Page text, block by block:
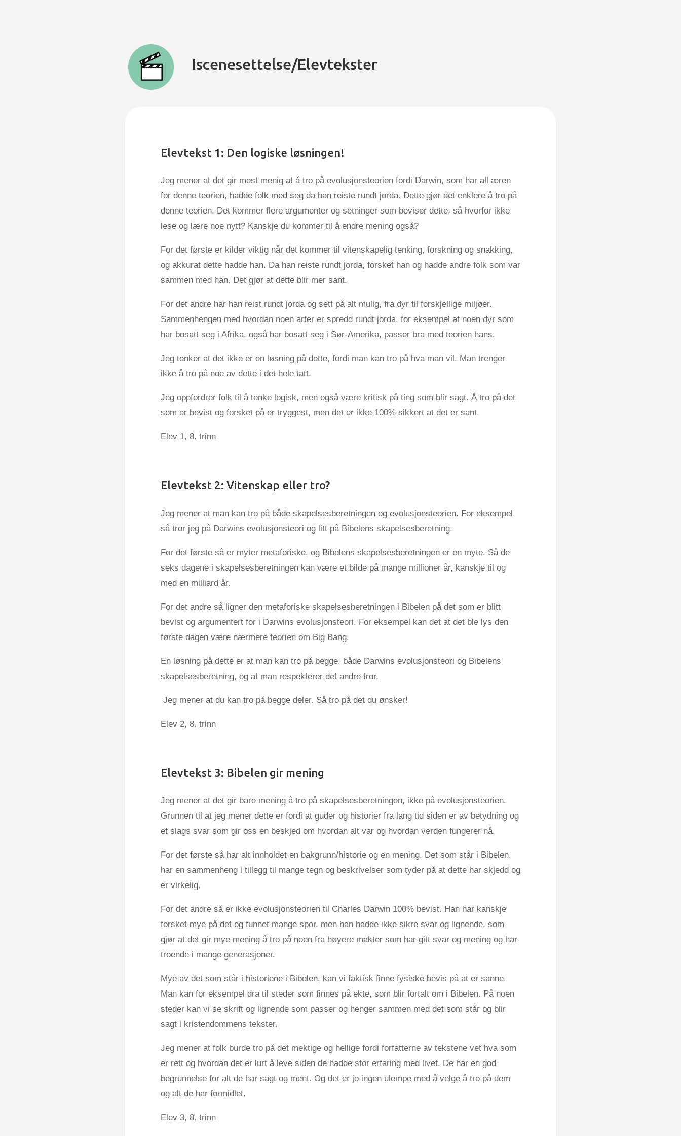
Iscenesettelse/Elevtekster
Elevtekst 1: Den logiske løsningen!
Jeg mener at det gir mest menig at å tro på evolusjonsteorien fordi Darwin, som har all æren
for denne teorien, hadde folk med seg da han reiste rundt jorda. Dette gjør det enklere å tro på
denne teorien. Det kommer flere argumenter og setninger som beviser dette, så hvorfor ikke
lese og lære noe nytt? Kanskje du kommer til å endre mening også?
For det første er kilder viktig når det kommer til vitenskapelig tenking, forskning og snakking,
og akkurat dette hadde han. Da han reiste rundt jorda, forsket han og hadde andre folk som var
sammen med han. Det gjør at dette blir mer sant.
For det andre har han reist rundt jorda og sett på alt mulig, fra dyr til forskjellige miljøer.
Sammenhengen med hvordan noen arter er spredd rundt jorda, for eksempel at noen dyr som
har bosatt seg i Afrika, også har bosatt seg i Sør-Amerika, passer bra med teorien hans.
Jeg tenker at det ikke er en løsning på dette, fordi man kan tro på hva man vil. Man trenger
ikke å tro på noe av dette i det hele tatt.
Jeg oppfordrer folk til å tenke logisk, men også være kritisk på ting som blir sagt. Å tro på det
som er bevist og forsket på er tryggest, men det er ikke 100% sikkert at det er sant.
Elev 1, 8. trinn
Elevtekst 2: Vitenskap eller tro?
Jeg mener at man kan tro på både skapelsesberetningen og evolusjonsteorien. For eksempel
så tror jeg på Darwins evolusjonsteori og litt på Bibelens skapelsesberetning.
For det første så er myter metaforiske, og Bibelens skapelsesberetningen er en myte. Så de
seks dagene i skapelsesberetningen kan være et bilde på mange millioner år, kanskje til og
med en milliard år.
For det andre så ligner den metaforiske skapelsesberetningen i Bibelen på det som er blitt
bevist og argumentert for i Darwins evolusjonsteori. For eksempel kan det at det ble lys den
første dagen være nærmere teorien om Big Bang.
En løsning på dette er at man kan tro på begge, både Darwins evolusjonsteori og Bibelens
skapelsesberetning, og at man respekterer det andre tror.
Jeg mener at du kan tro på begge deler. Så tro på det du ønsker!
Elev 2, 8. trinn
Elevtekst 3: Bibelen gir mening
Jeg mener at det gir bare mening å tro på skapelsesberetningen, ikke på evolusjonsteorien.
Grunnen til at jeg mener dette er fordi at guder og historier fra lang tid siden er av betydning og
et slags svar som gir oss en beskjed om hvordan alt var og hvordan verden fungerer nå.
For det første så har alt innholdet en bakgrunn/historie og en mening. Det som står i Bibelen,
har en sammenheng i tillegg til mange tegn og beskrivelser som tyder på at dette har skjedd og
er virkelig.
For det andre så er ikke evolusjonsteorien til Charles Darwin 100% bevist. Han har kanskje
forsket mye på det og funnet mange spor, men han hadde ikke sikre svar og lignende, som
gjør at det gir mye mening å tro på noen fra høyere makter som har gitt svar og mening og har
troende i mange generasjoner.
Mye av det som står i historiene i Bibelen, kan vi faktisk finne fysiske bevis på at er sanne.
Man kan for eksempel dra til steder som finnes på ekte, som blir fortalt om i Bibelen. På noen
steder kan vi se skrift og lignende som passer og henger sammen med det som står og blir
sagt i kristendommens tekster.
Jeg mener at folk burde tro på det mektige og hellige fordi forfatterne av tekstene vet hva som
er rett og hvordan det er lurt å leve siden de hadde stor erfaring med livet. De har en god
begrunnelse for alt de har sagt og ment. Og det er jo ingen ulempe med å velge å tro på dem
og alt de har formidlet.
Elev 3, 8. trinn